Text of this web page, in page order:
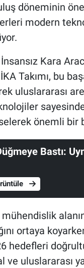
döneminin
modern
Kara
Takımı, bu
uluslararası
önemli bir
Bastı:
mühendislik
ortaya
hedefleri
ve uluslararası